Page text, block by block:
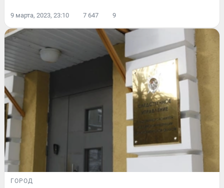
9 марта, 2023, 23:10 7 647 9
ГОРОД